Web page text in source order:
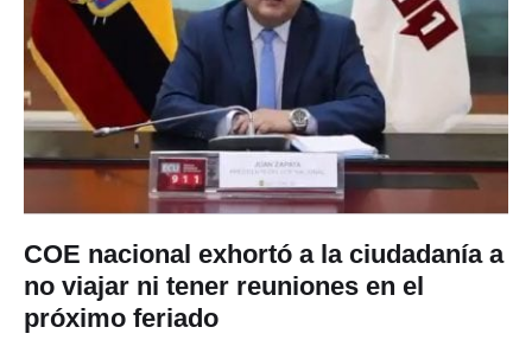
COE nacional exhortó a la ciudadanía a
no viajar ni tener reuniones en el
próximo feriado